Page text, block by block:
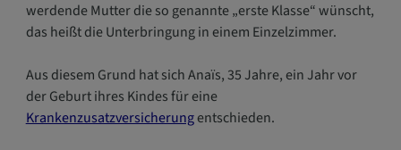
werdende Mutter die so genannte „erste Klasse“ wünscht,
das heißt die Unterbringung in einem Einzelzimmer.
Aus diesem Grund hat sich Anaïs, 35 Jahre, ein Jahr vor
der Geburt ihres Kindes für eine
Krankenzusatzversicherungentschieden.